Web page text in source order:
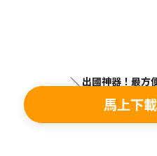
＼ 出國神器！最方
馬上下